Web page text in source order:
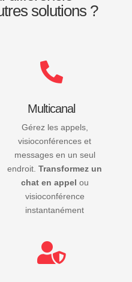
solutions ?

Multicanal
Gérez les appels,
visioconférences et
messages en un seul
endroit.Transformez un
chat en appel ou
visioconférence
instantanément
